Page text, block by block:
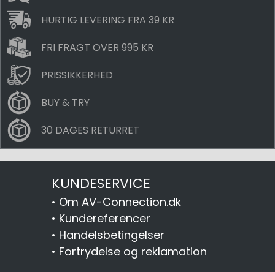
HURTIG LEVERING FRA 39 KR
FRI FRAGT OVER 995 KR
PRISSIKKERHED
BUY & TRY
30 DAGES RETURRET
KUNDESERVICE
• Om AV-Connection.dk
• Kundereferencer
• Handelsbetingelser
• Fortrydelse og reklamation